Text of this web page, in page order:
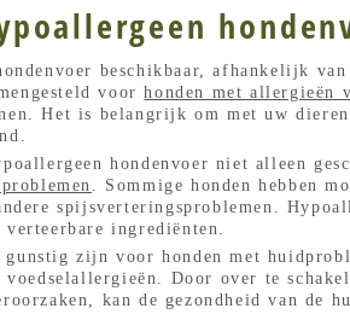
beschikbaar, afhankelijk
voorhonden met allergieën
Het is belangrijk om met uw
hondenvoer niet alleen
. Sommige honden hebben
spijsverteringsproblemen.
ingrediënten.
zijn voor honden met
Door over te
kan de gezondheid van de